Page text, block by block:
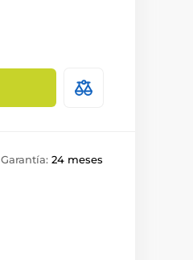
Garantía: 24 meses